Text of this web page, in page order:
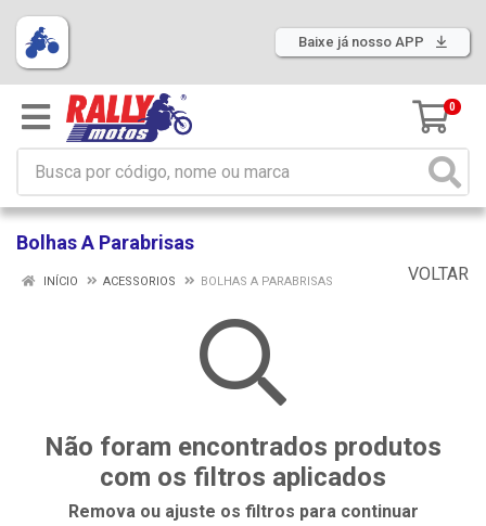
Baixe já nosso APP
0
Bolhas A Parabrisas
VOLTAR
INÍCIO ACESSORIOS BOLHAS A PARABRISAS
Não foram encontrados produtos
com os filtros aplicados
Remova ou ajuste os filtros para continuar